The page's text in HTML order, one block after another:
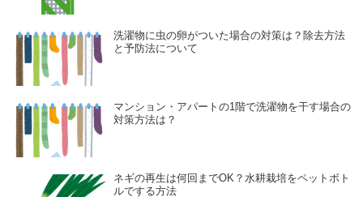
洗濯物に虫の卵がついた場合の対策は？除去方法
と予防法について
マンション・アパートの1階で洗濯物を干す場合の
対策方法は？
ネギの再生は何回までOK？水耕栽培をペットボト
ルでする方法